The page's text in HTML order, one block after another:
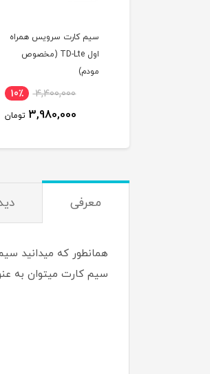
سیم کارت سرویس همراه
اول TD-Lte (مخصوص
مودم)
4,400,000 10٪
3,980,000 تومان
معرفی
سیم کارت میتوان به